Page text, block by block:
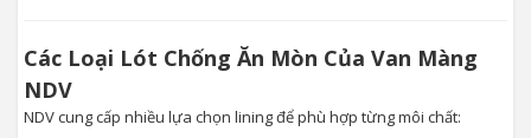
Các Loại Lót Chống Ăn Mòn Của Van Màng
NDV
NDV cung cấp nhiều lựa chọn lining để phù hợp từng môi chất: